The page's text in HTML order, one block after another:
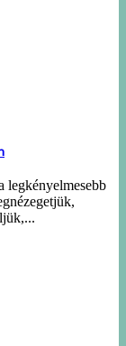
legkényelmesebb